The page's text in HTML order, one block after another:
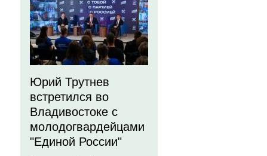
Юрий Трутнев
встретился во
Владивостоке с
молодогвардейцами
"Единой России"